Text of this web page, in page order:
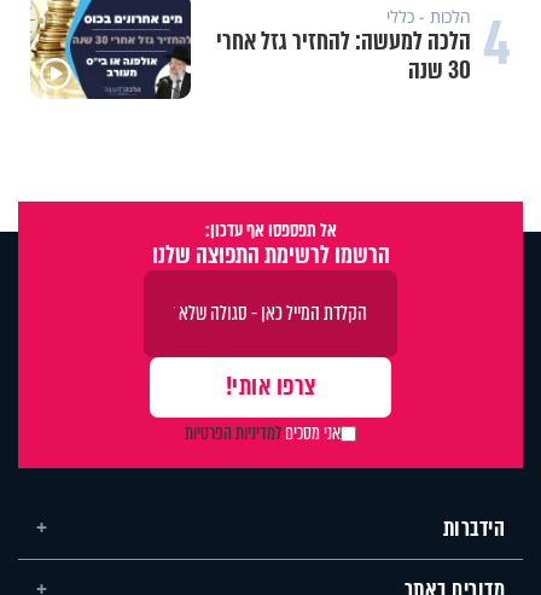
4 הלכות - כללי
הלכה למעשה: להחזיר גזל אחרי
30 שנה
אל תפספסו אף עדכון:
הרשמו לרשימת התפוצה שלנו
אני מסכיםלמדיניות הפרטיות
הידברות